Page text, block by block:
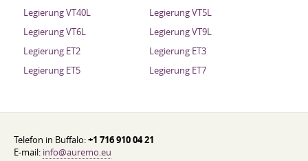
Legierung VT40L
Legierung VT5L
Legierung VT6L
Legierung VT9L
Legierung ET2
Legierung ET3
Legierung ET5
Legierung ET7
Telefon in Buffalo:+1 716 910 04 21
E-mail: info@auremo.eu